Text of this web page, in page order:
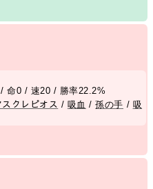
命0 / 速20 / 勝率22.2%
スクレピオス / 吸血 /孫の手 / 吸